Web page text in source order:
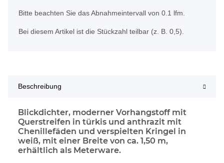
Bitte beachten Sie das Abnahmeintervall von 0.1 lfm.
Bei diesem Artikel ist die Stückzahl teilbar (z. B. 0,5).
Beschreibung
Blickdichter, moderner Vorhangstoff mit
Querstreifen in türkis und anthrazit mit
Chenillefäden und verspielten Kringel in
weiß, mit einer Breite von ca. 1,50 m,
erhältlich als Meterware.